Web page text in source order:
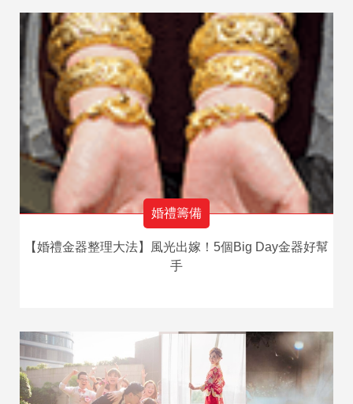
婚禮籌備
【婚禮金器整理大法】風光出嫁！5個Big Day金器好幫
手